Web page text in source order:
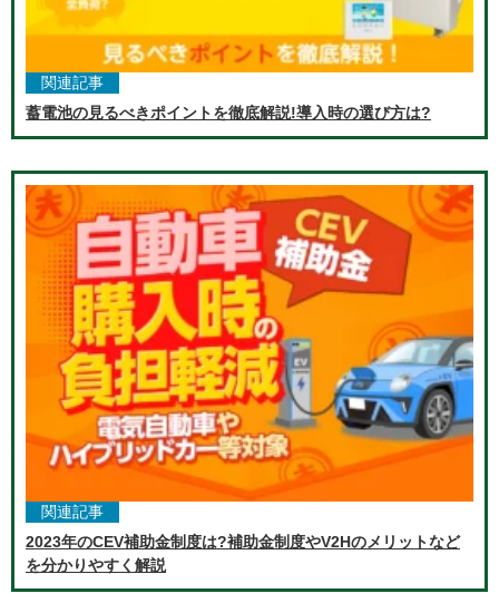
関連記事
蓄電池の見るべきポイントを徹底解説!導入時の選び方は?
関連記事
2023年のCEV補助金制度は?補助金制度やV2Hのメリットなど
を分かりやすく解説